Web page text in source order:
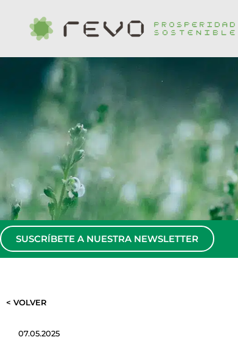
SUSCRÍBETE A NUESTRA NEWSLETTER
< VOLVER
07.05.2025